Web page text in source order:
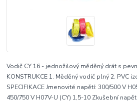
Vodič CY 16 - jednožilový měděný drát s
KONSTRUKCE 1. Měděný vodič plný 2. PVC
SPECIFIKACE Jmenovité napětí: 300/500 V
450/750 V H07V-U (CY) 1,5-10 Zkušební